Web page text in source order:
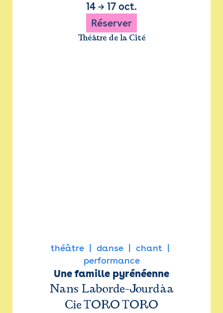
14 → 17 oct.
Réserver
Théâtre de la Cité
théâtre danse
chant
performance
Une famille pyrénéenne
Nans Laborde-Jourdàa
Cie TORO TORO